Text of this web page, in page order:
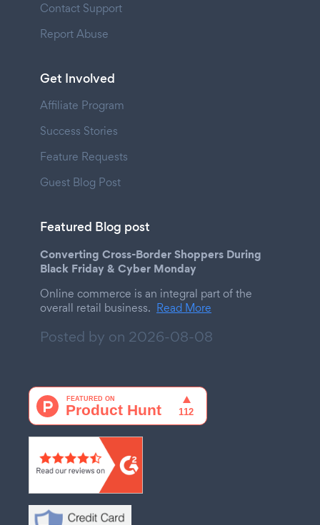
Contact Support
Report Abuse
Get Involved
Affiliate Program
Success Stories
Feature Requests
Guest Blog Post
Featured Blog post
Converting Cross-Border Shoppers During
Black Friday & Cyber Monday
Online commerce is an integral part of the
overall retail business. Read More
Posted by on 2026-08-08